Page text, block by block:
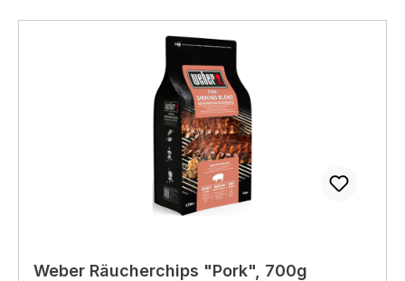
Weber Räucherchips "Pork", 700g